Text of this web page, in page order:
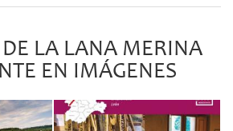
DE LA LANA MERINA
EN IMÁGENES